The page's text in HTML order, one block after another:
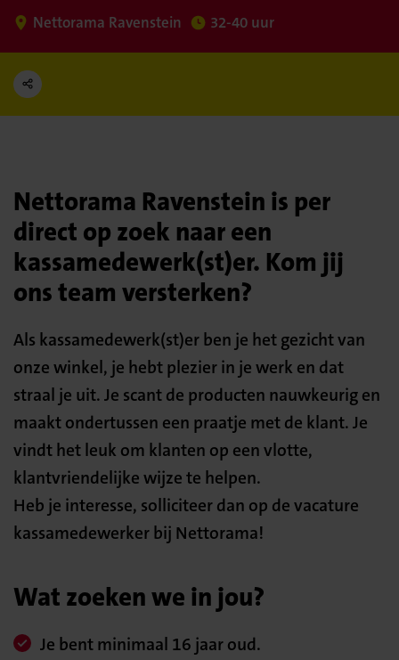
Nettorama Ravenstein 32-40 uur
Nettorama Ravenstein is per
direct op zoek naar een
kassamedewerk(st)er. Kom jij
ons team versterken?
Als kassamedewerk(st)er ben je het gezicht van
onze winkel, je hebt plezier in je werk en dat
straal je uit. Je scant de producten nauwkeurig en
maakt ondertussen een praatje met de klant. Je
vindt het leuk om klanten op een vlotte,
klantvriendelijke wijze te helpen.
Heb je interesse, solliciteer dan op de vacature
kassamedewerker bij Nettorama!
Wat zoeken we in jou?
Je bent minimaal 16 jaar oud.